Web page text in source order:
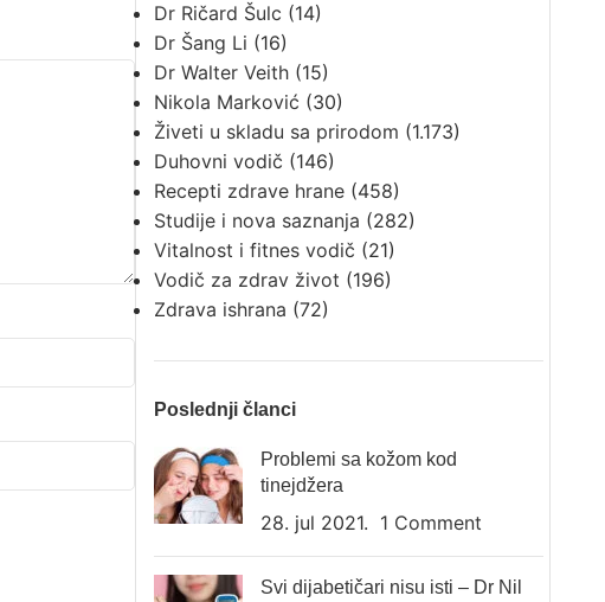
Dr Ričard Šulc (14)
Dr Šang Li (16)
Dr Walter Veith(15)
Nikola Marković (30)
Živeti u skladu sa prirodom (1.173)
Duhovni vodič (146)
Recepti zdrave hrane(458)
Studije i nova saznanja (282)
Vitalnost i fitnes vodič (21)
Vodič za zdrav život (196)
Zdrava ishrana (72)
Poslednji članci
Problemi sa kožom kod
tinejdžera
28. jul 2021. 1 Comment
Svi dijabetičari nisu isti – Dr Nil